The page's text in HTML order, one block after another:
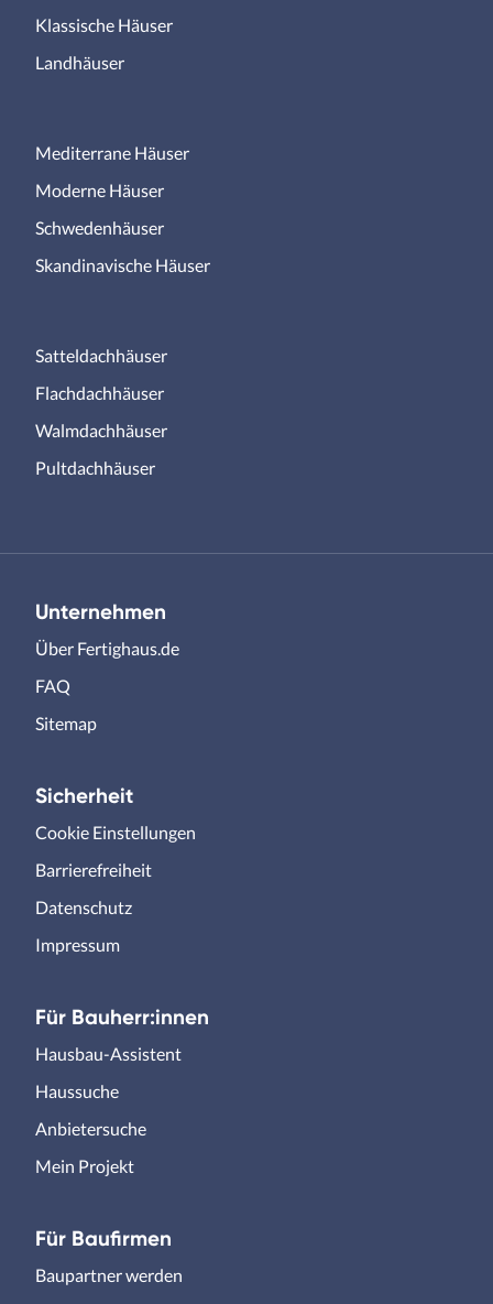
Klassische Häuser
Landhäuser
Mediterrane Häuser
Moderne Häuser
Schwedenhäuser
Skandinavische Häuser
Satteldachhäuser
Flachdachhäuser
Walmdachhäuser
Pultdachhäuser
Unternehmen
Über Fertighaus.de
FAQ
Sitemap
Sicherheit
Cookie Einstellungen
Barrierefreiheit
Datenschutz
Impressum
Für Bauherr:innen
Hausbau-Assistent
Haussuche
Anbietersuche
Mein Projekt
Für Baufirmen
Baupartner werden